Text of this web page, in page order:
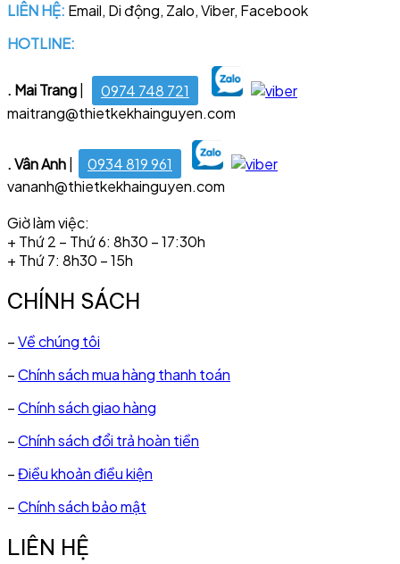
LIÊN HỆ: Email, Di động, Zalo, Viber, Facebook
HOTLINE:
. Mai Trang
0974 748 721
maitrang@thietkekhainguyen.com
. Vân Anh
0934 819 961
vananh@thietkekhainguyen.com
Giờ làm việc:
+ Thứ 2 – Thứ 6: 8h30 – 17:30h
+ Thứ 7: 8h30 – 15h
CHÍNH SÁCH
–Về chúng tôi
–Chính sách mua hàng thanh toán
–Chính sách giao hàng
–Chính sách đổi trả hoàn tiền
–Điều khoản điều kiện
–Chính sách bảo mật
LIÊN HỆ